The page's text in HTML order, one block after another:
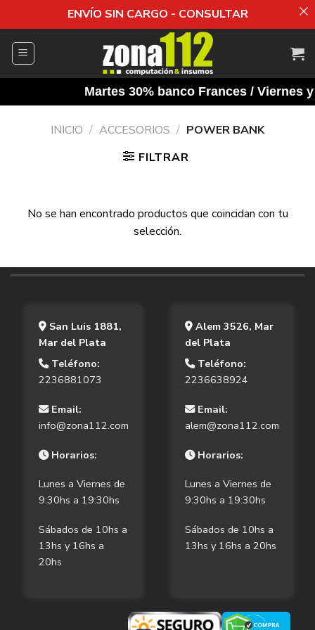
ENVÍO SIN CARGO - CONSULTAR
Martes 30% banco Frances / Viernes
INICIO / ACCESORIOS / POWER BANK
FILTRAR
No se han encontrado productos que coincidan con tu
selección.
San Luis 1881,
Mar del Plata
Teléfono:
2236881073
Email:
info@zona112.com
Horarios:
Lunes a Viernes de
9:30hs a 19:30hs
Sábados de 10hs a
13hs y 16hs a
20hs
Alem 3526, Mar
del Plata
Teléfono:
2236638924
Email:
alem@zona112.com
Horarios:
Lunes a Viernes de
9:30hs a 19:30hs
Sábados de 10hs a
13hs y 16hs a 20hs